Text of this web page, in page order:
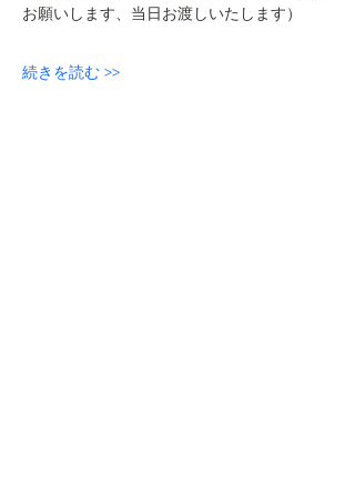
お願いします、当日お渡しいたします）
続きを読む >>